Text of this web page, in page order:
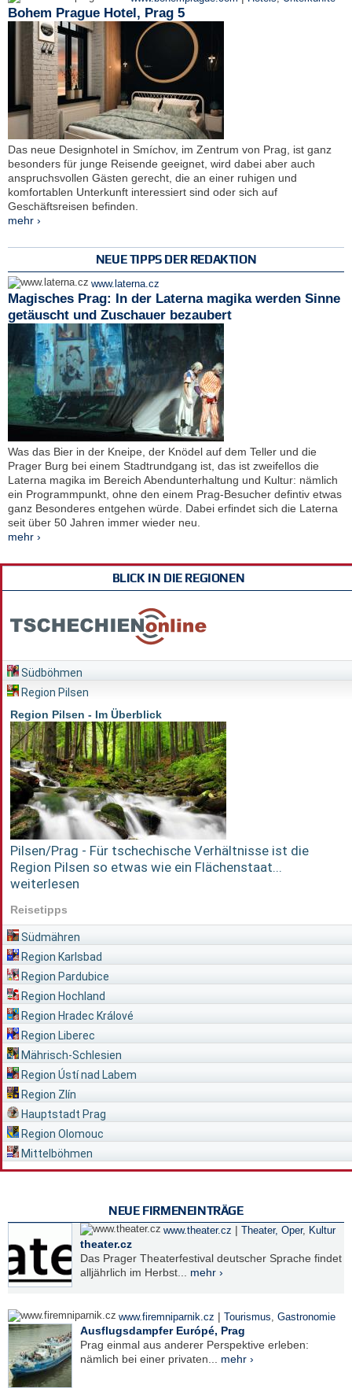
Bohem Prague Hotel, Prag 5
Das neue Designhotel in Smíchov, im Zentrum von Prag, ist ganz
besonders für junge Reisende geeignet, wird dabei aber auch
anspruchsvollen Gästen gerecht, die an einer ruhigen und
komfortablen Unterkunft interessiert sind oder sich auf
Geschäftsreisen befinden.
mehr ›
NEUE TIPPS DER REDAKTION
www.laterna.cz
Magisches Prag: In der Laterna magika werden Sinne
getäuscht und Zuschauer bezaubert
Was das Bier in der Kneipe, der Knödel auf dem Teller und die
Prager Burg bei einem Stadtrundgang ist, das ist zweifellos die
Laterna magika im Bereich Abendunterhaltung und Kultur: nämlich
ein Programmpunkt, ohne den einem Prag-Besucher defintiv etwas
ganz Besonderes entgehen würde. Dabei erfindet sich die Laterna
seit über 50 Jahren immer wieder neu.
mehr ›
BLICK IN DIE REGIONEN
Südböhmen
Region Pilsen
Region Pilsen - Im Überblick
Pilsen/Prag - Für tschechische Verhältnisse ist die
Region Pilsen so etwas wie ein Flächenstaat...
weiterlesen
Reisetipps
Südmähren
Region Karlsbad
Region Pardubice
Region Hochland
Region Hradec Králové
Region Liberec
Mährisch-Schlesien
Region Ústí nad Labem
Region Zlín
Hauptstadt Prag
Region Olomouc
Mittelböhmen
NEUE FIRMENEINTRÄGE
www.theater.cz | Theater, Oper, Kultur
theater.cz
Das Prager Theaterfestival deutscher Sprache findet
alljährlich im Herbst... mehr ›
www.firemniparnik.cz | Tourismus, Gastronomie
Ausflugsdampfer Európé, Prag
Prag einmal aus anderer Perspektive erleben:
nämlich bei einer privaten... mehr ›